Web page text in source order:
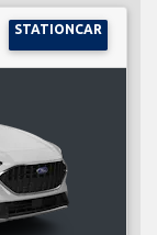
STATIONCAR